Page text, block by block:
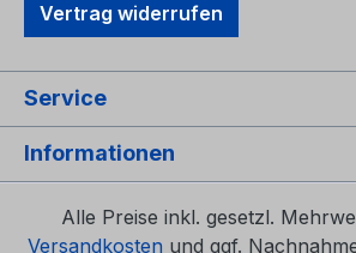
Vertrag widerrufen
Service
Informationen
Alle Preise inkl. gesetzl.
Versandkosten und ggf.